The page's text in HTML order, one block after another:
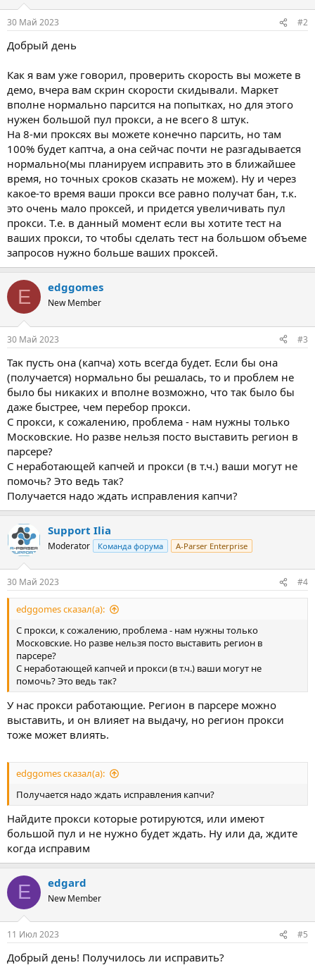
30 Май 2023 #2
Добрый день
Как я вам уже говорил, проверить скорость вы можете в
демо, вчера вам скрин скорости скидывали. Маркет
вполне нормально парсится на попытках, но для этого
нужен большой пул прокси, а не всего 8 штук.
На 8-ми проксях вы можете конечно парсить, но там
100% будет каптча, а она сейчас почти не разгадывается
нормально(мы планируем исправить это в ближайшее
время, но точных сроков сказать не можем). Ну и через
какое-то время ваши прокси все равно получат бан, т.к.
это очень мало проксей, и придется увеличивать пул
прокси. Т.е. в данный момент если вы хотите тест на
ваших прокси, то чтобы сделать тест на большом объеме
запросов нужно больше ваших проксей.
E edggomes
New Member
30 Май 2023 #3
Так пусть она (капча) хоть всегда будет. Если бы она
(получается) нормально бы решалась, то и проблем не
было бы никаких и вполне возможно, что так было бы
даже быстрее, чем перебор прокси.
С прокси, к сожалению, проблема - нам нужны только
Московские. Но разве нельзя посто выставить регион в
парсере?
С неработающей капчей и прокси (в т.ч.) ваши могут не
помочь? Это ведь так?
Получается надо ждать исправления капчи?
Support Ilia
Moderator Команда форума A-Parser Enterprise
30 Май 2023 #4
edggomes сказал(а):
С прокси, к сожалению, проблема - нам нужны только
Московские. Но разве нельзя посто выставить регион в
парсере?
С неработающей капчей и прокси (в т.ч.) ваши могут не
помочь? Это ведь так?
У нас прокси работающие. Регион в парсере можно
выставить, и он влияет на выдачу, но регион прокси
тоже может влиять.
edggomes сказал(а):
Получается надо ждать исправления капчи?
Найдите прокси которые ротируются, или имеют
большой пул и не нужно будет ждать. Ну или да, ждите
когда исправим
E edgard
New Member
11 Июл 2023 #5
Добрый день! Получилось ли исправить?